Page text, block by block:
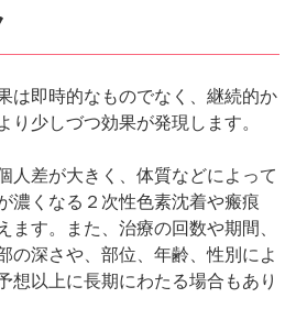
は即時的なものでなく、継続的か
少しづつ効果が発現します。
人差が大きく、体質などによって
濃くなる２次性色素沈着や瘢痕
す。また、治療の回数や期間、
の深さや、部位、年齢、性別によ
想以上に長期にわたる場合もあり